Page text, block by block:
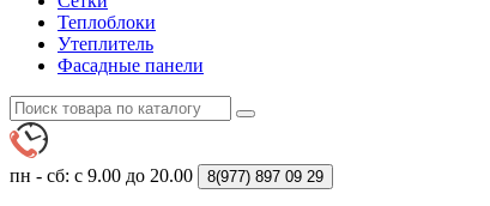
Теплоблоки
Утеплитель
Фасадные панели
пн - сб: с 9.00 до 20.00 8(977) 897 09 29